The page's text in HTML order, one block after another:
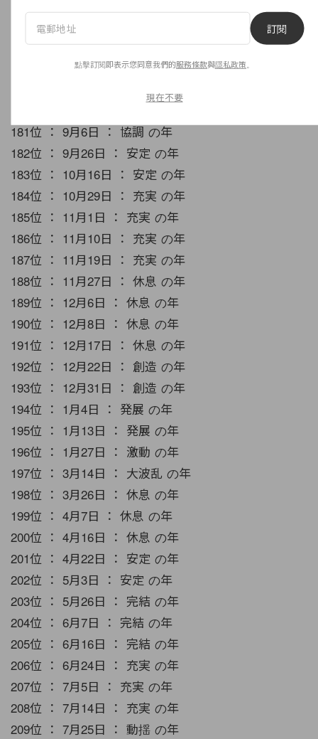
176位 ： 6月12日 ： 変化 の年
177位 ： 6月21日 ： 変化 の年
178位 ： 8月6日 ： 発展 の年
179位 ： 8月15日 ： 発展 の年
181位 ： 9月6日 ： 協調 の年
182位 ： 9月26日 ： 安定 の年
183位 ： 10月16日 ： 安定 の年
184位 ： 10月29日 ： 充実 の年
185位 ： 11月1日 ： 充実 の年
186位 ： 11月10日 ： 充実 の年
187位 ： 11月19日 ： 充実 の年
188位 ： 11月27日 ： 休息 の年
189位 ： 12月6日 ： 休息 の年
190位 ： 12月8日 ： 休息 の年
191位 ： 12月17日 ： 休息 の年
192位 ： 12月22日 ： 創造 の年
193位 ： 12月31日 ： 創造 の年
194位 ： 1月4日 ： 発展 の年
195位 ： 1月13日 ： 発展 の年
196位 ： 1月27日 ： 激動 の年
197位 ： 3月14日 ： 大波乱 の年
198位 ： 3月26日 ： 休息 の年
199位 ： 4月7日 ： 休息 の年
200位 ： 4月16日 ： 休息 の年
201位 ： 4月22日 ： 安定 の年
202位 ： 5月3日 ： 安定 の年
203位 ： 5月26日 ： 完結 の年
204位 ： 6月7日 ： 完結 の年
205位 ： 6月16日 ： 完結 の年
206位 ： 6月24日 ： 充実 の年
207位 ： 7月5日 ： 充実 の年
208位 ： 7月14日 ： 充実 の年
209位 ： 7月25日 ： 動揺 の年
訂閱
點擊訂閱即表示您同意我們的服務條款與隱私政策
現在不要